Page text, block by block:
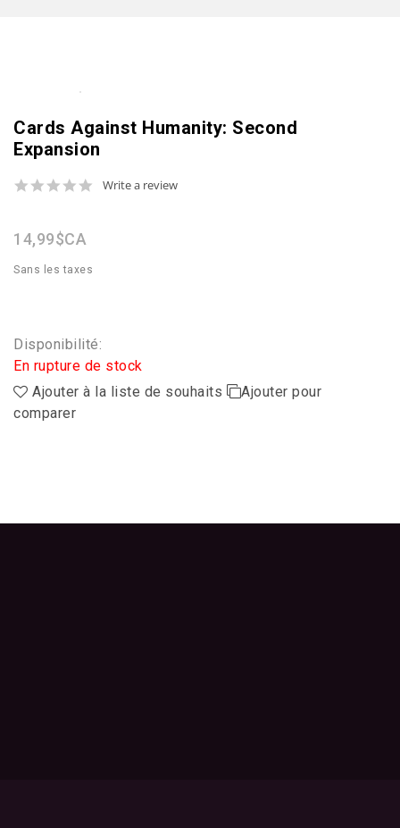
Cards Against Humanity: Second
Expansion
0.0
Write a review
14,99$CA
Sans les taxes
Disponibilité:
En rupture de stock
Ajouter à la liste de souhaits
Ajouter pour
comparer